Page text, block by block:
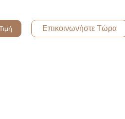
Επικοινωνήστε Τώρα